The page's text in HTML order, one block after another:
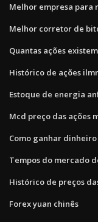
Melhor empresa para
Melhor corretor de
Quantas ações
Histórico de ações
Estoque de energia
Mcd preço das ações
Como ganhar
Tempos do mercado
Histórico de preços
Forex yuan chinês